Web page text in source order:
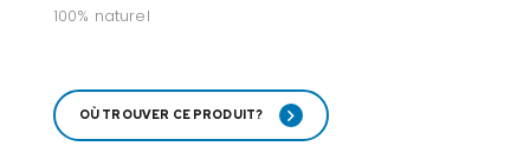
100% naturel
OÙ TROUVER CE PRODUIT?